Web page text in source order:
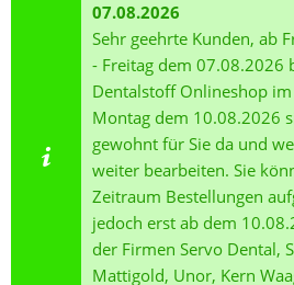
07.08.2026
Sehr geehrte Kunden, ab
- Freitag dem 07.08.2026
Dentalstoff Onlineshop
Montag dem 10.08.2026
gewohnt für Sie da und
weiter bearbeiten. Sie
Zeitraum Bestellungen
jedoch erst ab dem
der Firmen Servo Dental,
Mattigold, Unor, Kern